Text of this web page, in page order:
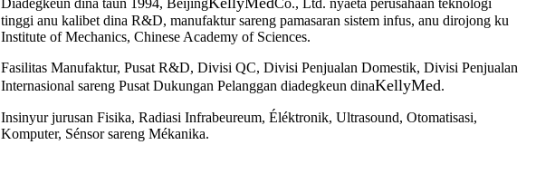
tinggi anu kalibet dina R&D, manufaktur sareng pamasaran sistem infus, anu dirojong ku
Institute of Mechanics, Chinese Academy of Sciences.
Fasilitas Manufaktur, Pusat R&D, Divisi QC, Divisi Penjualan Domestik, Divisi Penjualan
Internasional sareng Pusat Dukungan Pelanggan diadegkeun dinaKellyMed.
Insinyur jurusan Fisika, Radiasi Infrabeureum, Éléktronik, Ultrasound, Otomatisasi,
Komputer, Sénsor sareng Mékanika.